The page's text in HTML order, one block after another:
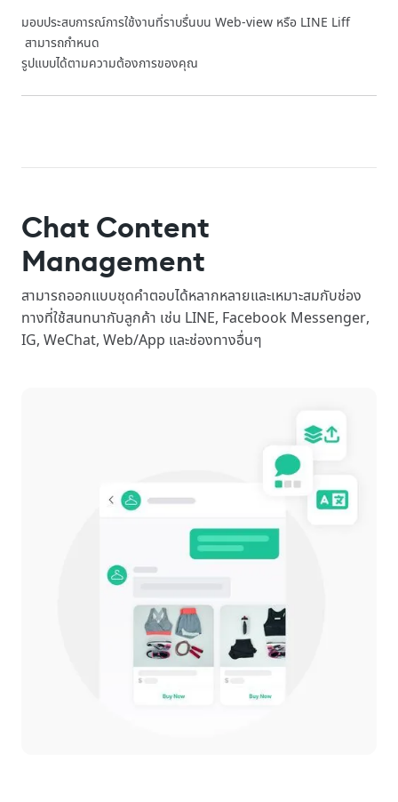
มอบประสบการณ์การใช้งานที่ราบรื่นบน Web-view หรือ LINE Liff
สามารถกำหนด
รูปแบบได้ตามความต้องการของคุณ
Chat Content
Management
สามารถออกแบบชุดคำตอบได้หลากหลายและเหมาะสมกับช่อง
ทางที่ใช้สนทนากับลูกค้า เช่น LINE, Facebook Messenger,
IG, WeChat, Web/App และช่องทางอื่นๆ